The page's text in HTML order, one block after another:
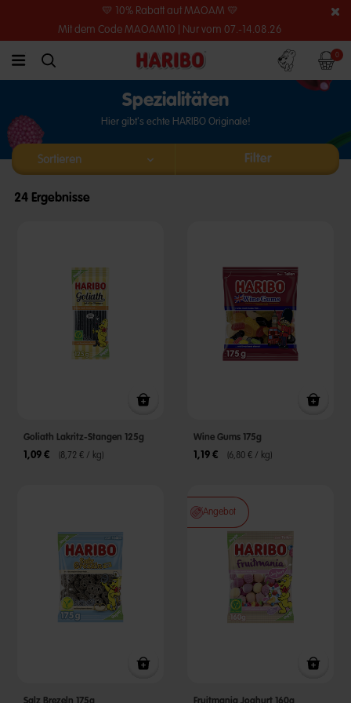
💛 10% Rabatt auf MAOAM 💛
Mit dem Code MAOAM10 | Nur vom 07.-14.08.26
link.header.menu.label
simplesearch.search.label
Konto 0
Spezialitäten
Hier gibt's echte HARIBO Originale!
Filter
24 Ergebnisse
Goliath Lakritz-Stangen 125g
1,09 € (8,72 € / kg)
Wine Gums 175g
1,19 € (6,80 € / kg)
Angebot